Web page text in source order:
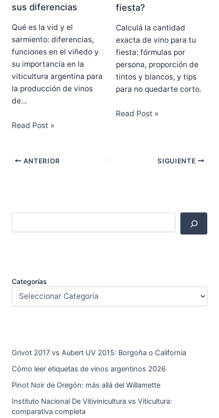
sus diferencias
Qué es la vid y el
sarmiento: diferencias,
funciones en el viñedo y
su importancia en la
viticultura argentina para
la producción de vinos
de…
Read Post »
fiesta?
Calculá la cantidad
exacta de vino para tu
fiesta: fórmulas por
persona, proporción de
tintos y blancos, y tips
para no quedarte corto.
Read Post »
ANTERIOR SIGUIENTE
Categorías
Grivot 2017 vs Aubert UV 2015: Borgoña o California
Cómo leer etiquetas de vinos argentinos 2026
Pinot Noir de Oregón: más allá del Willamette
Instituto Nacional De Vitivinicultura vs Viticultura:
comparativa completa